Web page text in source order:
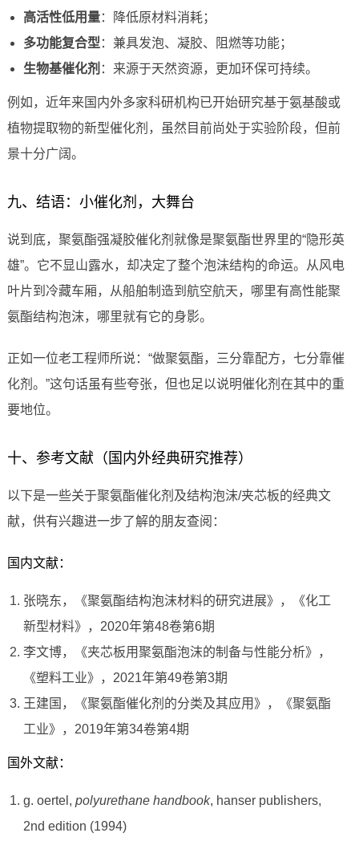
高活性低用量：降低原材料消耗；
多功能复合型 ：兼具发泡、凝胶、阻燃等功能；
生物基催化剂 ：来源于天然资源，更加环保可持续。
例如，近年来国内外多家科研机构已开始研究基于氨基酸或
植物提取物的新型催化剂，虽然目前尚处于实验阶段，但前
景十分广阔。
九、结语：小催化剂，大舞台
说到底，聚氨酯强凝胶催化剂就像是聚氨酯世界里的“隐形英
雄”。它不显山露水，却决定了整个泡沫结构的命运。从风电
叶片到冷藏车厢，从船舶制造到航空航天，哪里有高性能聚
氨酯结构泡沫，哪里就有它的身影。
正如一位老工程师所说：“做聚氨酯，三分靠配方，七分靠催
化剂。”这句话虽有些夸张，但也足以说明催化剂在其中的重
要地位。
十、参考文献（国内外经典研究推荐）
以下是一些关于聚氨酯催化剂及结构泡沫/夹芯板的经典文
献，供有兴趣进一步了解的朋友查阅：
国内文献：
张晓东，《聚氨酯结构泡沫材料的研究进展》，《化工
新型材料》，2020年第48卷第6期
李文博，《夹芯板用聚氨酯泡沫的制备与性能分析》，
《塑料工业》，2021年第49卷第3期
王建国，《聚氨酯催化剂的分类及其应用》，《聚氨酯
工业》，2019年第34卷第4期
国外文献：
g. oertel, polyurethane handbook, hanser publishers,
2nd edition (1994)